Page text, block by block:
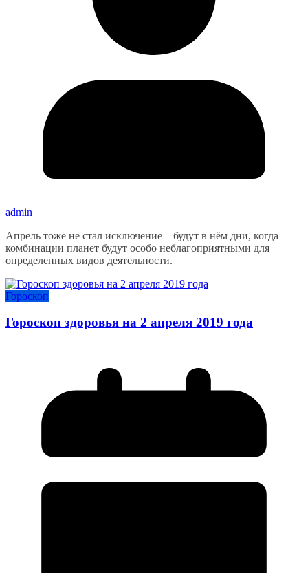
admin
Апрель тоже не стал исключение – будут в нём дни, когда
комбинации планет будут особо неблагоприятными для
определенных видов деятельности.
Гороскоп
Гороскоп здоровья на 2 апреля 2019 года